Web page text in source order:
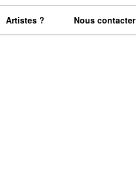
Artistes ? Nous contacter